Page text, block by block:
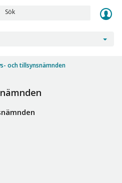
Sök
och tillsynsnämnden